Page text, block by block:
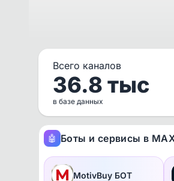
Всего каналов
36.8 тыс
в базе данных
🤖 Боты и сервисы в
MotivBuy БОТ